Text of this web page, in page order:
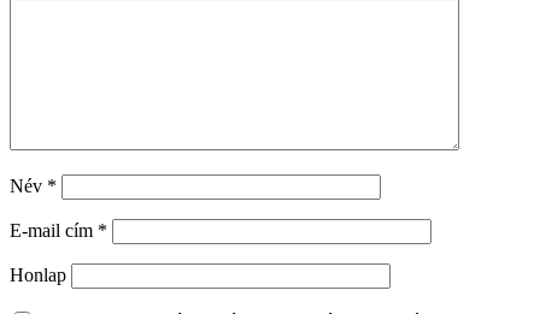
Név *
E-mail cím *
Honlap